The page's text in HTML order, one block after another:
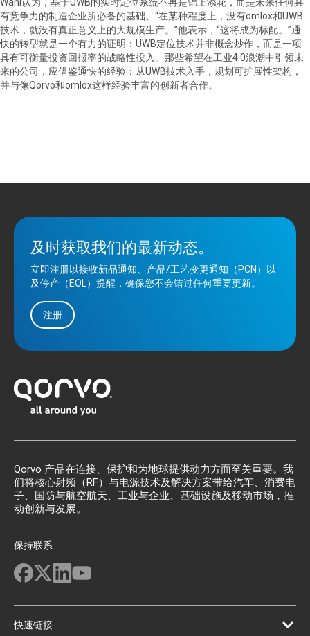
Wahl认为，基于UWB的实时定位系统不再是锦上添花，而是未来任何具
有竞争力的制造企业所必备的基础。“在某种程度上，没有omlox和UWB
技术，就没有真正意义上的大规模生产。”他表示，“这将成为标配。”通
快的转型就是一个有力的证明：UWB定位技术并非概念炒作，而是一项
具有可衡量投资回报率的战略性投入。那些希望在工业4.0浪潮中引领未
来的公司，应借鉴通快的经验：从UWB技术入手，规划可扩展性架构，
并与像Qorvo和omlox这样经验丰富的创新者合作。
及时获取我们的最新动态。
立即注册以接收新品通知、产品/工艺变更通知（PCN）以
及停产（EOL）提醒，确保您不会错过任何重要更新。
注册
Qorvo 产品在连接、保护和为地球提供动力方面至关重要。我
们将核心射频（RF）与电源技术及解决方案带给汽车、消费电
子、国防与航空航天、工业与企业、基础设施及移动市场，推
动创新与发展。
保持联系
快速链接